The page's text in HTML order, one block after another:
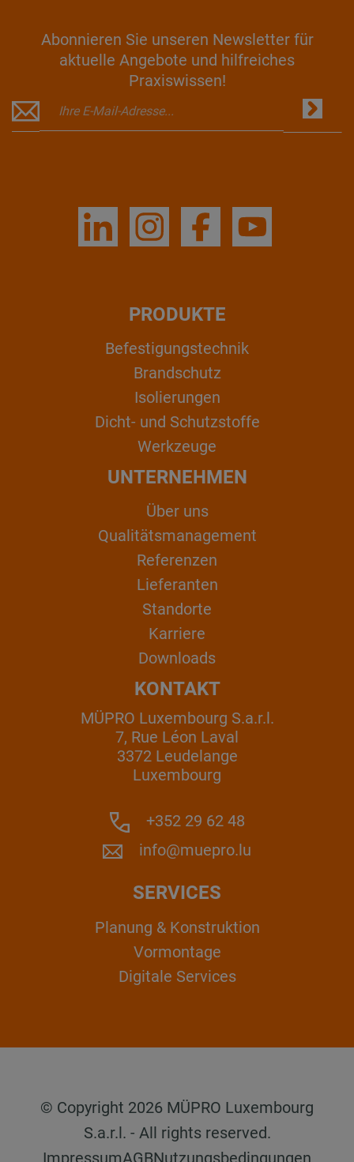
Abonnieren Sie unseren Newsletter für
aktuelle Angebote und hilfreiches
Praxiswissen!
PRODUKTE
Befestigungstechnik
Brandschutz
Isolierungen
Dicht- und Schutzstoffe
Werkzeuge
UNTERNEHMEN
Über uns
Qualitätsmanagement
Referenzen
Lieferanten
Standorte
Karriere
Downloads
KONTAKT
MÜPRO Luxembourg S.a.r.l.
7, Rue Léon Laval
3372 Leudelange
Luxembourg
+352 29 62 48
info@muepro.lu
SERVICES
Planung & Konstruktion
Vormontage
Digitale Services
© Copyright 2026 MÜPRO Luxembourg
S.a.r.l. - All rights reserved.